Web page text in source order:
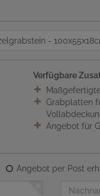
-
Verfügbare
Grabplatten
Angebot für
Angebot per Post
Nachname